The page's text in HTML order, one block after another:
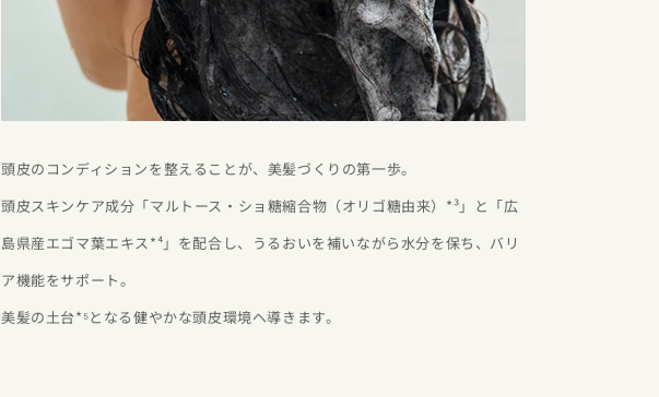
頭皮のコンディションを整えることが、美髪づくりの第一歩。
頭皮スキンケア成分「マルトース・ショ糖縮合物（オリゴ糖由来）*³」と「広
島県産エゴマ葉エキス*⁴」を配合し、うるおいを補いながら水分を保ち、バリ
ア機能をサポート。
美髪の土台*⁵となる健やかな頭皮環境へ導きます。